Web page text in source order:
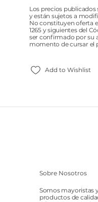
Add to Wishlist
Los precios
y están sujetos a
No constituyen oferta
1265 y siguientes del
ser confirmado por su
momento de cursar el
Sobre Nosotros
Somos mayoristas
productos de